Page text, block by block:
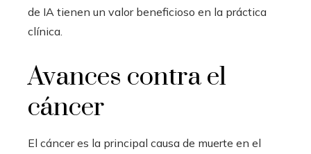
de IA tienen un valor beneficioso en la práctica
clínica.
Avances contra el
cáncer
El cáncer es la principal causa de muerte en el